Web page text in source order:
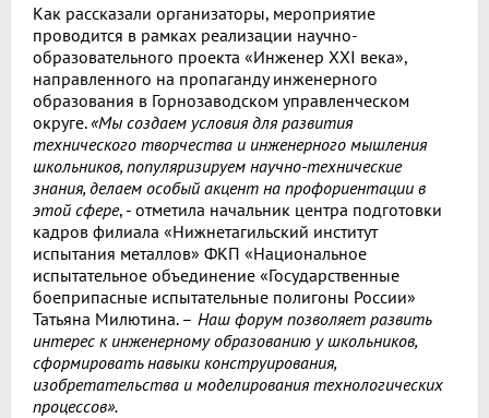
Как рассказали организаторы, мероприятие
проводится в рамках реализации научно-
образовательного проекта «Инженер XXI века»,
направленного на пропаганду инженерного
образования в Горнозаводском управленческом
округе.«Мы создаем условия для развития
технического творчества и инженерного мышления
школьников, популяризируем научно-технические
знания, делаем особый акцент на профориентации в
этой сфере, - отметила начальник центра подготовки
кадров филиала «Нижнетагильский институт
испытания металлов» ФКП «Национальное
испытательное объединение «Государственные
боеприпасные испытательные полигоны России»
Татьяна Милютина. – Наш форум позволяет развить
интерес к инженерному образованию у школьников,
сформировать навыки конструирования,
изобретательства и моделирования технологических
процессов».